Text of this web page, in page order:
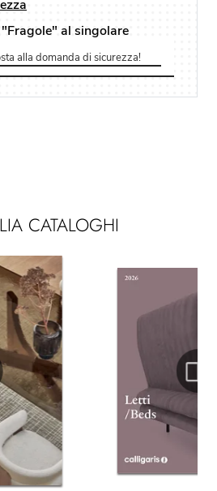
CATALOGHI
al singolare